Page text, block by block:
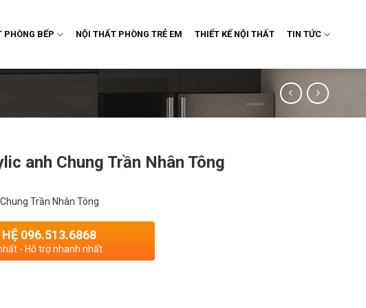
PHÒNG BẾP NỘI THẤT PHÒNG TRẺ EM THIẾT KẾ NỘI THẤT TIN TỨC
anh Chung Trần Nhân Tông
Trần Nhân Tông
HỆ 096.513.6868
- Hỗ trợ nhanh nhất